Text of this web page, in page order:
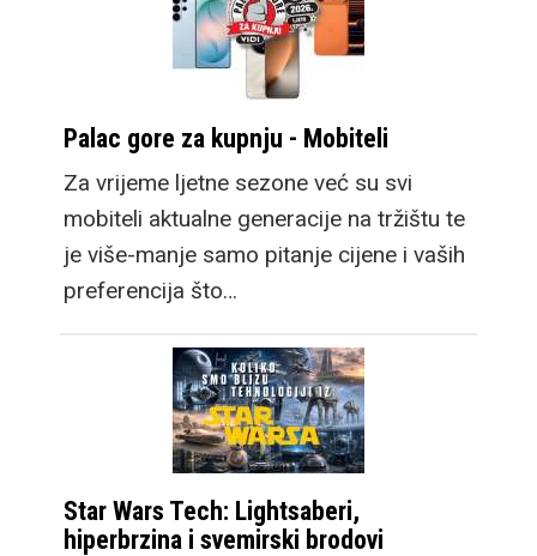
Palac gore za kupnju - Mobiteli
Za vrijeme ljetne sezone već su svi
mobiteli aktualne generacije na tržištu te
je više-manje samo pitanje cijene i vaših
preferencija što…
Star Wars Tech: Lightsaberi,
hiperbrzina i svemirski brodovi